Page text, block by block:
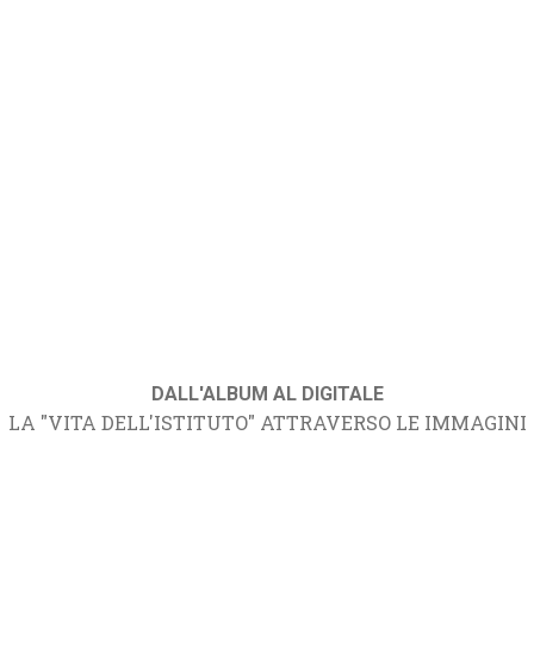
DALL'ALBUM AL DIGITALE
LA "VITA DELL'ISTITUTO" ATTRAVERSO LE IMMAGINI